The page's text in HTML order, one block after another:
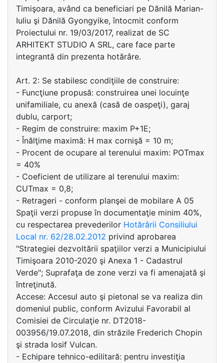
Timişoara, având ca beneficiari pe Dănilă Marian-
Iuliu şi Dănilă Gyongyike, întocmit conform
Proiectului nr. 19/03/2017, realizat de SC
ARHITEKT STUDIO A SRL, care face parte
integrantă din prezenta hotărâre.
Art. 2: Se stabilesc condiţiile de construire:
- Funcţiune propusă: construirea unei locuinţe
unifamiliale, cu anexă (casă de oaspeţi), garaj
dublu, carport;
- Regim de construire: maxim P+1E;
- Înălţime maximă: H max cornişă = 10 m;
- Procent de ocupare al terenului maxim: POTmax
= 40%
- Coeficient de utilizare al terenului maxim:
CUTmax = 0,8;
- Retrageri - conform planşei de mobilare A 05
Spaţii verzi propuse în documentaţie minim 40%,
cu respectarea prevederilor Hotărârii Consiliului
Local nr. 62/28.02.2012 privind aprobarea
"Strategiei dezvoltării spaţiilor verzi a Municipiului
Timişoara 2010-2020 şi Anexa 1 - Cadastrul
Verde"; Suprafaţa de zone verzi va fi amenajată şi
întreţinută.
Accese: Accesul auto şi pietonal se va realiza din
domeniul public, conform Avizului Favorabil al
Comisiei de Circulaţie nr. DT2018-
003956/19.07.2018, din străzile Frederich Chopin
şi strada Iosif Vulcan.
- Echipare tehnico-edilitară: pentru investiţia